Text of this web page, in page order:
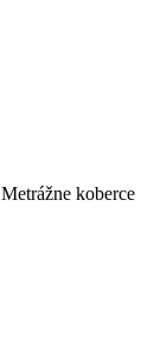
Metrážne koberce